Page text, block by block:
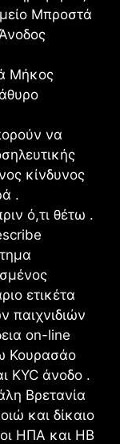
Μπροστά
Μήκος
να
κίνδυνος
.
ό,τι θέτω .
ετικέτα
παιχνιδιών
on-line
Κουρασάο
KYC άνοδο .
Βρετανία
και δίκαιο
οι ΗΠΑ και ΗΒ